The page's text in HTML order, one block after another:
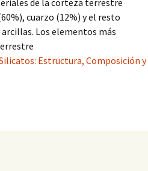
de la corteza terrestre
cuarzo (12%) y el resto
Los elementos más
Estructura, Composición y